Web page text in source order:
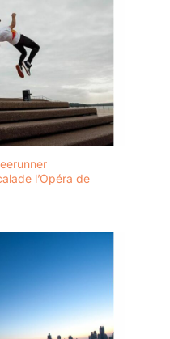
l’Opéra de